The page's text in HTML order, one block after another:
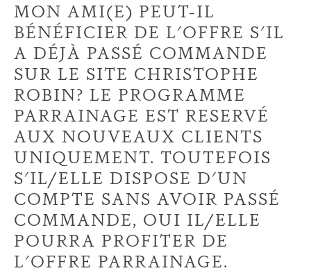
MON AMI(E) PEUT-IL
BÉNÉFICIER DE L'OFFRE S'IL
A DÉJÀ PASSÉ COMMANDE
SUR LE SITE CHRISTOPHE
ROBIN? LE PROGRAMME
PARRAINAGE EST RESERVÉ
AUX NOUVEAUX CLIENTS
UNIQUEMENT. TOUTEFOIS
S'IL/ELLE DISPOSE D'UN
COMPTE SANS AVOIR PASSÉ
COMMANDE, OUI IL/ELLE
POURRA PROFITER DE
L'OFFRE PARRAINAGE.